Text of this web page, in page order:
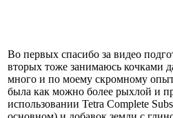
Во первых спасибо за видео
вторых тоже занимаюсь кочками
много и по моему скромному
была как можно более рыхлой и
использовании Tetra Complete